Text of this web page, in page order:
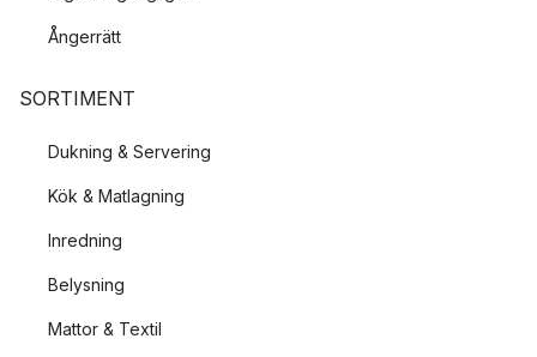
Ångerrätt
SORTIMENT
Dukning & Servering
Kök & Matlagning
Inredning
Belysning
Mattor & Textil